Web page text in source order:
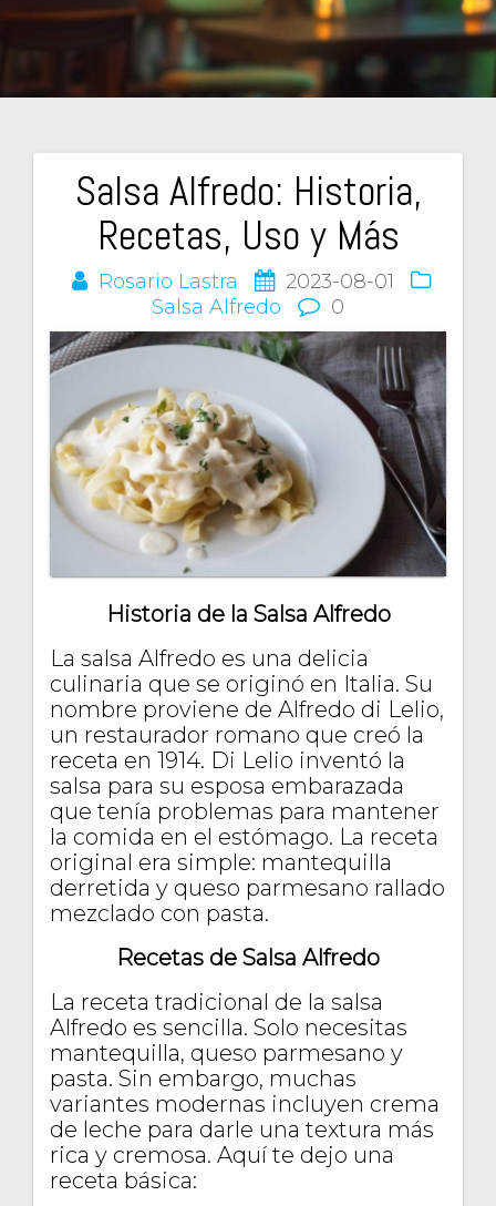
Salsa Alfredo: Historia,
Recetas, Uso y Más
Rosario Lastra
2023-08-01
Salsa Alfredo
0
Historia de la Salsa Alfredo
La salsa Alfredo es una delicia
culinaria que se originó en Italia. Su
nombre proviene de Alfredo di Lelio,
un restaurador romano que creó la
receta en 1914. Di Lelio inventó la
salsa para su esposa embarazada
que tenía problemas para mantener
la comida en el estómago. La receta
original era simple: mantequilla
derretida y queso parmesano rallado
mezclado con pasta.
Recetas de Salsa Alfredo
La receta tradicional de la salsa
Alfredo es sencilla. Solo necesitas
mantequilla, queso parmesano y
pasta. Sin embargo, muchas
variantes modernas incluyen crema
de leche para darle una textura más
rica y cremosa. Aquí te dejo una
receta básica:
Navegación
de
entradas